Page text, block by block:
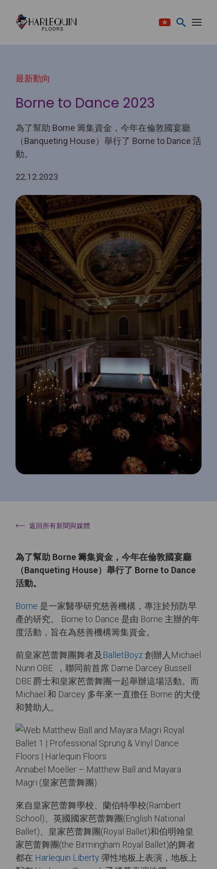
最新動向
Borne to Dance 2023
為了幫助 Borne 籌集資金，今年在倫敦國宴廳
（Banqueting House）舉行了 Borne to Dance 活
動。
22.12.2023
返回所有新聞與媒體
為了幫助 Borne 籌集資金，今年在倫敦國宴廳
（Banqueting House） 舉行了 Borne to Dance
活動。
Borne 是一家醫學研究慈善機構，專注於預防早
產的研究。 Borne to Dance 是由 Borne 主辦的年
度活動，旨在為慈善機構籌集資金。
前皇家芭蕾舞團舞者及 BalletBoyz 創辦人Michael
Nunn OBE ，聯同前首席 Dame Darcey Bussell
DBE 爵士和皇家芭蕾舞團一起舉辦這場活動。而
Michael 和 Darcey 多年來一直擔任 Borne 的大使
和贊助人。
Annabel Moeller – Matthew Ball and Mayara
Magri (皇家芭蕾舞團)
來自皇家芭蕾舞學校、蘭伯特學校(Rambert
School)、英國國家芭蕾舞團(English National
Ballet)、皇家芭蕾舞團(Royal Ballet)和伯明翰皇
家芭蕾舞團(the Birmingham Royal Ballet)的舞者
都在 Harlequin Liberty 彈性地板上表演，地板上